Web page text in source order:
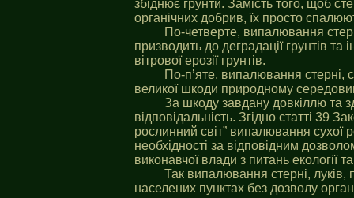
збіднює грунти. Замість того, щоб
органічних добрив, їх просто
По-четверте, випалювання
призводить до деградації грунтів
вітрової ерозії грунтів.
По-п’яте, випалювання стерні,
великої шкоди природному
За шкоду завдану довкіллю та
відповідальність. Згідно статті 39
рослинний світ” випалювання сухої
необхідності за відповідним
виконавчої влади з питань екології
Так випалювання стерні,
населених пунктах без дозволу